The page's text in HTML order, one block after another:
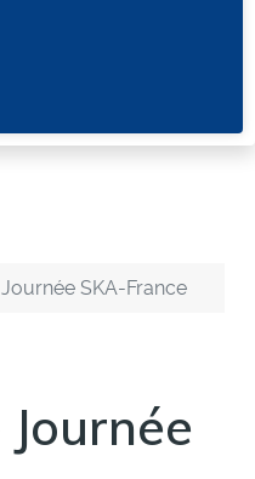
SKA-France